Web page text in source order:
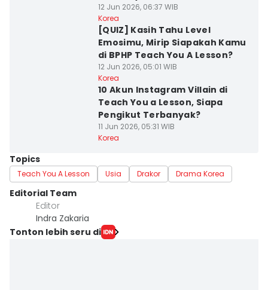
12 Jun 2026, 06:37 WIB
Korea
[QUIZ] Kasih Tahu Level
Emosimu, Mirip Siapakah Kamu
di BPHP Teach You A Lesson?
12 Jun 2026, 05:01 WIB
Korea
10 Akun Instagram Villain di
Teach You a Lesson, Siapa
Pengikut Terbanyak?
11 Jun 2026, 05:31 WIB
Korea
Topics
Teach You A Lesson Usia Drakor Drama Korea
Editorial Team
Editor
Indra Zakaria
Tonton lebih seru di